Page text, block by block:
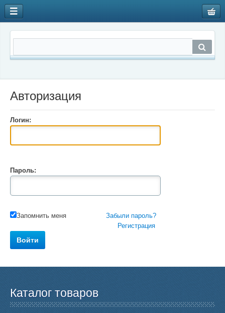
Авторизация
Логин:
Пароль:
Запомнить меня
Забыли пароль?
Регистрация
Каталог товаров